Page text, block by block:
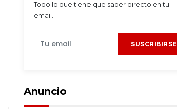
Todo lo que tiene que saber directo en tu
email.
SUSCRIBIRSE
Anuncio